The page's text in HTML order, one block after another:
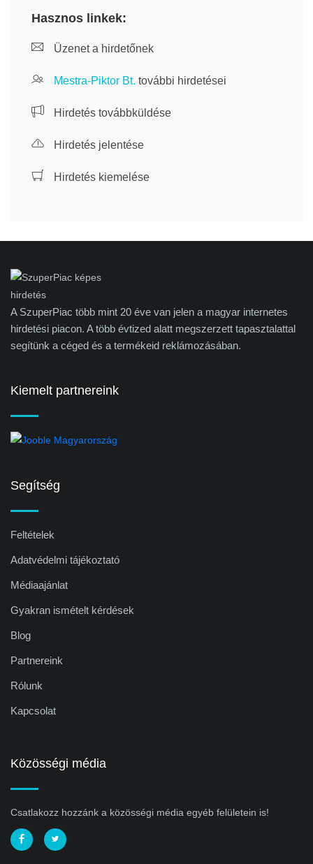
Hasznos linkek:
Üzenet a hirdetőnek
Mestra-Piktor Bt. további hirdetései
Hirdetés továbbküldése
Hirdetés jelentése
Hirdetés kiemelése
A SzuperPiac több mint 20 éve van jelen a magyar internetes
hirdetési piacon. A több évtized alatt megszerzett tapasztalattal
segítünk a céged és a termékeid reklámozásában.
Kiemelt partnereink
Segítség
Feltételek
Adatvédelmi tájékoztató
Médiaajánlat
Gyakran ismételt kérdések
Blog
Partnereink
Rólunk
Kapcsolat
Közösségi média
Csatlakozz hozzánk a közösségi média egyéb felületein is!